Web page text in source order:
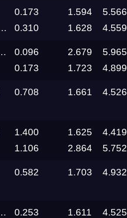
0.173 1.594 5.566
0.310 1.628 4.559
0.096 2.679 5.965
0.173 1.723 4.899
0.708 1.661 4.526
1.400 1.625 4.419
1.106 2.864 5.752
0.582 1.703 4.932
0.253 1.611 4.525